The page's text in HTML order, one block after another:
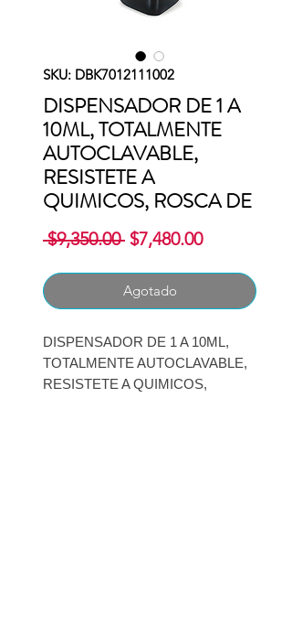
SKU: DBK7012111002
DISPENSADOR DE 1 A
10ML, TOTALMENTE
AUTOCLAVABLE,
RESISTETE A
QUIMICOS, ROSCA DE
$9,350.00 Precio
$7,480.00Precio
oferta
Agotado
DISPENSADOR DE 1 A 10ML,
TOTALMENTE AUTOCLAVABLE,
RESISTETE A QUIMICOS,